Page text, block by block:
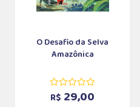
O Desafio da Selva
Amazônica
R$ 29,00